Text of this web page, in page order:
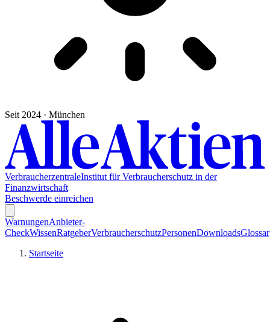
Seit 2024 · München
VerbraucherzentraleInstitut für Verbraucherschutz in der
Finanzwirtschaft
Beschwerde einreichen
WarnungenAnbieter-
CheckWissenRatgeberVerbraucherschutzPersonenDownloadsGlossar
Startseite